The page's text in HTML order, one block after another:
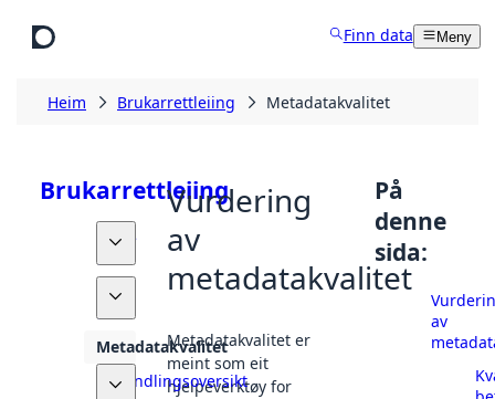
Finn data Meny
Heim Brukarrettleiing Metadatakvalitet
Brukarrettleiing
Finne
data
Dele
data
Metadatakvalitet
Behandlingsoversikt
Vurdering
av
metadatakvalitet
Metadatakvalitet er
meint som eit
hjelpeverktøy for
På
denne
sida:
av